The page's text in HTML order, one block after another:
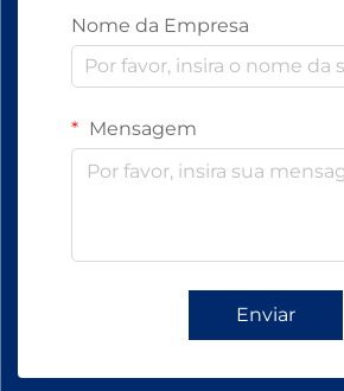
Nome da Empresa
Mensagem
Enviar